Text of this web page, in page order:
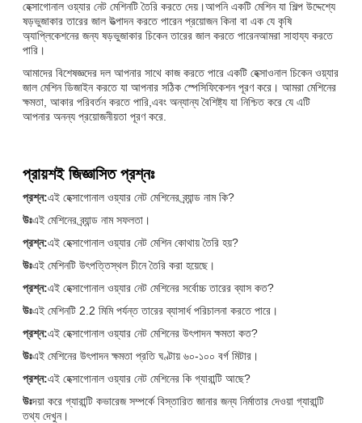
হেক্সাগোনাল ওয়্যার নেট মেশিনটি তৈরি করতে দেয়।আপনি একটি মেশিন যা শিল্প উদ্দেশ্যে
ষড়ভুজাকার তারের জাল উত্পাদন করতে পারেন প্রয়োজন কিনা বা এক যে কৃষি
অ্যাপ্লিকেশনের জন্য ষড়ভুজাকার চিকেন তারের জাল করতে পারেনআমরা সাহায্য করতে
পারি।
আমাদের বিশেষজ্ঞদের দল আপনার সাথে কাজ করতে পারে একটি হেক্সাওনাল চিকেন ওয়্যার
জাল মেশিন ডিজাইন করতে যা আপনার সঠিক স্পেসিফিকেশন পূরণ করে। আমরা মেশিনের
ক্ষমতা, আকার পরিবর্তন করতে পারি,এবং অন্যান্য বৈশিষ্ট্য যা নিশ্চিত করে যে এটি
আপনার অনন্য প্রয়োজনীয়তা পূরণ করে.
প্রায়শই জিজ্ঞাসিত প্রশ্নঃ
প্রশ্ন:এই হেক্সাগোনাল ওয়্যার নেট মেশিনের ব্র্যান্ড নাম কি?
উঃএই মেশিনের ব্র্যান্ড নাম সফলতা।
প্রশ্ন:এই হেক্সাগোনাল ওয়্যার নেট মেশিন কোথায় তৈরি হয়?
উঃএই মেশিনটি উৎপত্তিস্থল চীনে তৈরি করা হয়েছে।
প্রশ্ন:এই হেক্সাগোনাল ওয়্যার নেট মেশিনের সর্বোচ্চ তারের ব্যাস কত?
উঃএই মেশিনটি 2.2 মিমি পর্যন্ত তারের ব্যাসার্ধ পরিচালনা করতে পারে।
প্রশ্ন:এই হেক্সাগোনাল ওয়্যার নেট মেশিনের উৎপাদন ক্ষমতা কত?
উঃএই মেশিনের উৎপাদন ক্ষমতা প্রতি ঘণ্টায় ৬০-১০০ বর্গ মিটার।
প্রশ্ন:এই হেক্সাগোনাল ওয়্যার নেট মেশিনের কি গ্যারান্টি আছে?
উঃদয়া করে গ্যারান্টি কভারেজ সম্পর্কে বিস্তারিত জানার জন্য নির্মাতার দেওয়া গ্যারান্টি
তথ্য দেখুন।